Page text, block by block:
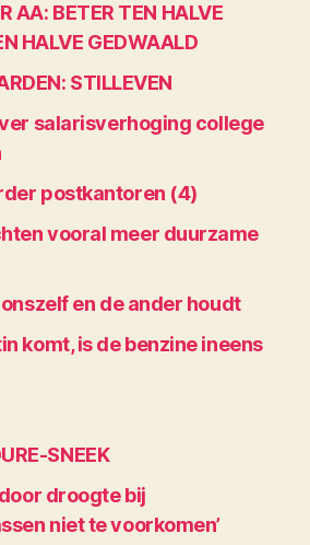
AA: BETER TEN HALVE
HALVE GEDWAALD
STILLEVEN
salarisverhoging college
postkantoren (4)
vooral meer duurzame
en de ander houdt
komt, is de benzine ineens
SNEEK
droogte bij
niet te voorkomen’